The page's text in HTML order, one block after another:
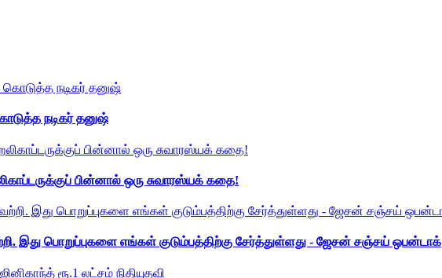
நடிகர் தனுஷ்
பின்னால் ஒரு சுவாரஸ்யக் கதை!
இது பொறுப்புகளை எங்கள் குடும்பத்திற்கு சேர்த்துள்ளது - ஜேசன் சஞ்சய் ஒபன்டாக்